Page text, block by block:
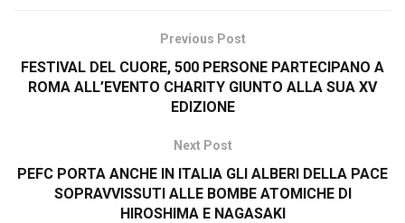
Previous Post
FESTIVAL DEL CUORE, 500 PERSONE PARTECIPANO A
ROMA ALL’EVENTO CHARITY GIUNTO ALLA SUA XV
EDIZIONE
Next Post
PEFC PORTA ANCHE IN ITALIA GLI ALBERI DELLA PACE
SOPRAVVISSUTI ALLE BOMBE ATOMICHE DI
HIROSHIMA E NAGASAKI